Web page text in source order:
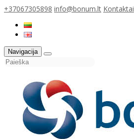
+37067305898 info@bonum.lt Kontaktai
Navigacija